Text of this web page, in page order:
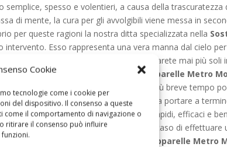
Cookie
tecnologie come i cookie per
del dispositivo. Il consenso a queste
il comportamento di navigazione o
ritirare il consenso può influire
spesso e volentieri, a causa della
di mente, la cura per gli avvolgibili viene messa in
per queste ragioni la nostra ditta specializzata nella
Esso rappresenta una vera manna dal cielo
giorni su sette festivi compresi, non sarete mai più soli
gli specialisti di
Sostituzione Tapparelle Metro
all’opera per risolverlo nel più breve tempo
ditta specializzata riusciranno sempre a portare a
I nostri interventi sono sempre rapidi, efficaci e
del problema vi consiglierà se è il caso di effettuare
di procedere alla
Sostituzione Tapparelle Metro